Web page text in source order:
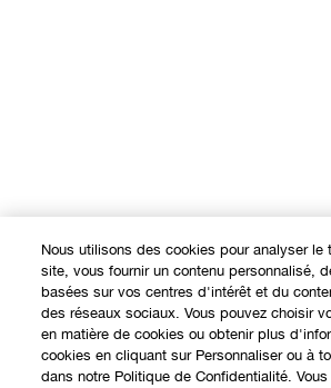
Nous utilisons des cookies pour analyser le
site, vous fournir un contenu personnalisé,
basées sur vos centres d'intérêt et du
des réseaux sociaux. Vous pouvez choisir
en matière de cookies ou obtenir plus
cookies en cliquant sur Personnaliser ou à
dans notre Politique de Confidentialité.